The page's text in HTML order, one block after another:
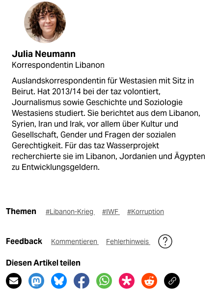
Julia Neumann
Korrespondentin Libanon
Auslandskorrespondentin für Westasien mit Sitz in
Beirut. Hat 2013/14 bei der taz volontiert,
Journalismus sowie Geschichte und Soziologie
Westasiens studiert. Sie berichtet aus dem Libanon,
Syrien, Iran und Irak, vor allem über Kultur und
Gesellschaft, Gender und Fragen der sozialen
Gerechtigkeit. Für das taz Wasserprojekt
recherchierte sie im Libanon, Jordanien und Ägypten
zu Entwicklungsgeldern.
Themen #Libanon-Krieg #IWF #Korruption
Feedback Kommentieren Fehlerhinweis
Diesen Artikel teilen